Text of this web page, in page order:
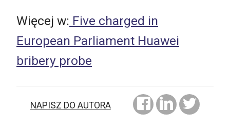
Więcej w: Five charged in
European Parliament Huawei
bribery probe
NAPISZ DO AUTORA